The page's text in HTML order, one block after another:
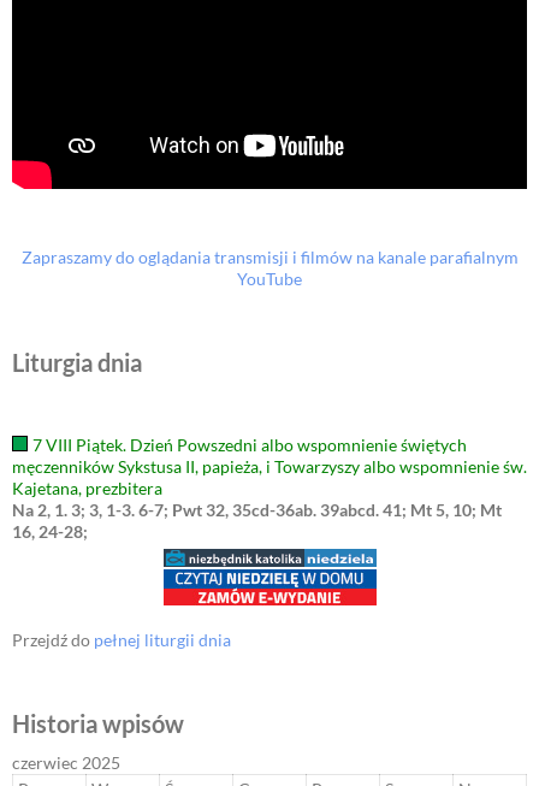
Zapraszamy do oglądania transmisji i filmów na kanale parafialnym
YouTube
Liturgia dnia
7 VIII Piątek. Dzień Powszedni albo wspomnienie świętych
męczenników Sykstusa II, papieża, i Towarzyszy albo wspomnienie św.
Kajetana, prezbitera
Na 2, 1. 3; 3, 1-3. 6-7; Pwt 32, 35cd-36ab. 39abcd. 41; Mt 5, 10; Mt
16, 24-28;
Przejdź do pełnej liturgii dnia
Historia wpisów
czerwiec 2025